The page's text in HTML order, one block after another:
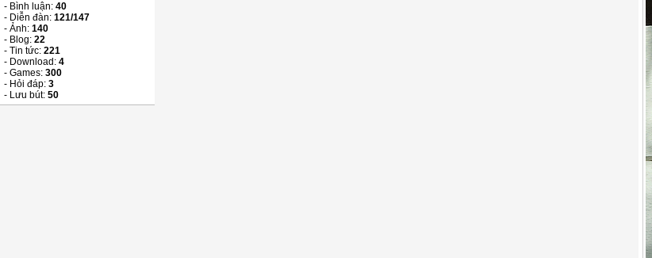
- Bình luận: 40
- Diễn đàn: 121/147
- Ảnh: 140
- Blog: 22
- Tin tức: 221
- Download: 4
- Games: 300
- Hỏi đáp: 3
- Lưu bút: 50